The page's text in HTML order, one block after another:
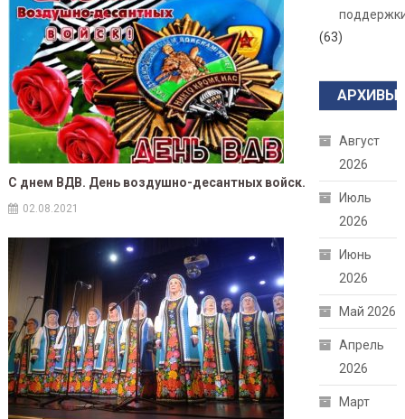
С днем ВДВ. День воздушно-десантных войск.
02.08.2021
(63)
АРХИВЫ
Август
2026
Июль
2026
Июнь
2026
Май 2026
Апрель
2026
Март